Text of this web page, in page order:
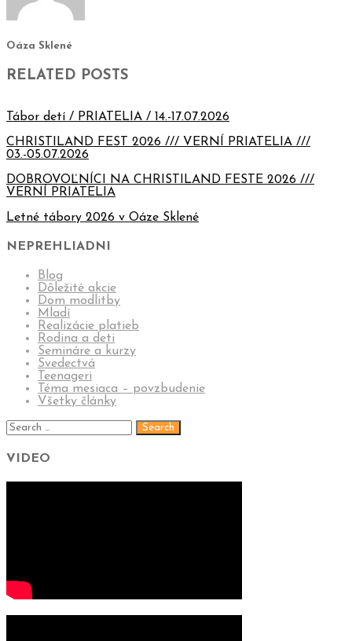
Oáza Sklené
RELATED POSTS
Tábor detí / PRIATELIA / 14.-17.07.2026
CHRISTILAND FEST 2026 /// VERNÍ PRIATELIA ///
03.-05.07.2026
DOBROVOĽNÍCI NA CHRISTILAND FESTE 2026 ///
VERNÍ PRIATELIA
Letné tábory 2026 v Oáze Sklené
NEPREHLIADNI
Blog
Dôležité akcie
Dom modlitby
Mladí
Realizácie platieb
Rodina a deti
Semináre a kurzy
Svedectvá
Teenageri
Téma mesiaca – povzbudenie
Všetky články
VIDEO